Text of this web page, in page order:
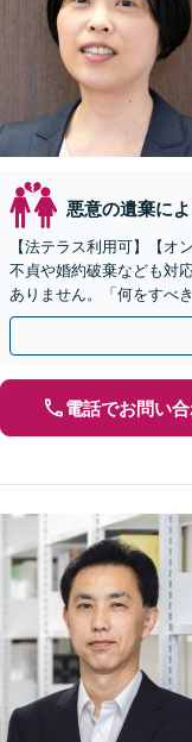
悪意の遺棄に
【法テラス利用可】【オ
不貞や婚約破棄なども対
ありません。「何をすべ
い。相談・書類作成のみ
電話でお問い